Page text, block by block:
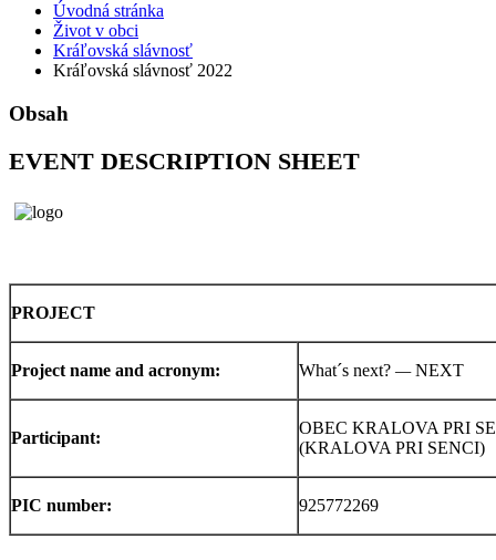
Úvodná stránka
Život v obci
Kráľovská slávnosť
Kráľovská slávnosť 2022
Obsah
EVENT DESCRIPTION SHEET
PROJECT
Project name and acronym: What´s next? —NEXT
Participant:
OBEC KRALOVA PRI
(KRALOVA PRI SENCI)
PIC number: 925772269